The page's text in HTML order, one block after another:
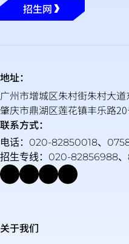
招生网
地址：
广州市增城区朱村街朱村大道
肇庆市鼎湖区莲花镇丰乐路
联系方式：
电话：020-82850018、
招生专线：020-82856988
关于我们